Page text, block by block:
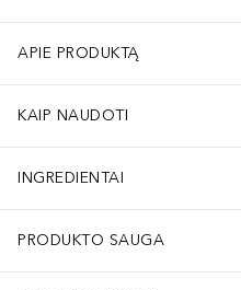
APIE PRODUKTĄ
KAIP NAUDOTI
INGREDIENTAI
PRODUKTO SAUGA